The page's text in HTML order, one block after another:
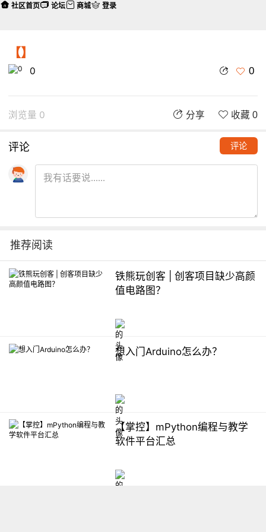
【】
0 0
浏览量 0 分享 收藏 0
评论 评论
推荐阅读
铁熊玩创客 | 创客项目缺少高颜
值电路图？
想入门Arduino怎么办？
【掌控】mPython编程与教学
软件平台汇总
社区首页 论坛 商城 登录